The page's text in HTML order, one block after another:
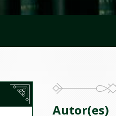
Autor(es)